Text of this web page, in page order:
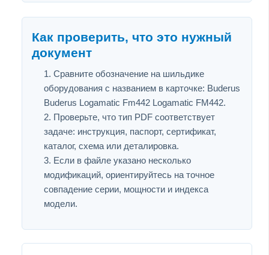
Как проверить, что это нужный
документ
Сравните обозначение на шильдике
оборудования с названием в карточке: Buderus
Buderus Logamatic Fm442 Logamatic FM442.
Проверьте, что тип PDF соответствует
задаче: инструкция, паспорт, сертификат,
каталог, схема или деталировка.
Если в файле указано несколько
модификаций, ориентируйтесь на точное
совпадение серии, мощности и индекса
модели.